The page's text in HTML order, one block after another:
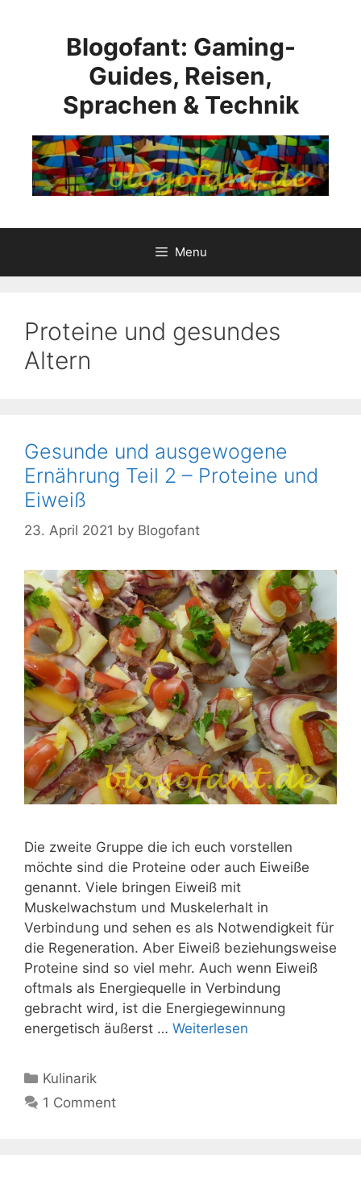
Blogofant: Gaming-
Guides, Reisen,
Sprachen & Technik
Menu
Proteine und gesundes
Altern
Gesunde und ausgewogene
Ernährung Teil 2 – Proteine und
Eiweiß
23. April 2021 by Blogofant
Die zweite Gruppe die ich euch vorstellen
möchte sind die Proteine oder auch Eiweiße
genannt. Viele bringen Eiweiß mit
Muskelwachstum und Muskelerhalt in
Verbindung und sehen es als Notwendigkeit für
die Regeneration. Aber Eiweiß beziehungsweise
Proteine sind so viel mehr. Auch wenn Eiweiß
oftmals als Energiequelle in Verbindung
gebracht wird, ist die Energiegewinnung
energetisch äußerst … Weiterlesen
Kategorien
Kulinarik
1 Comment